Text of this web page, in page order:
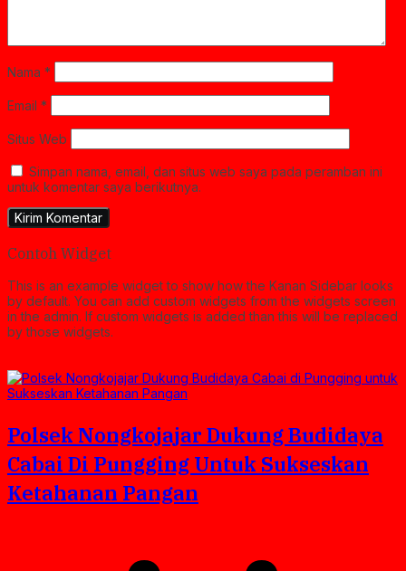
Nama *
Email *
Situs Web
Simpan nama, email, dan situs web saya pada peramban ini
untuk komentar saya berikutnya.
Contoh Widget
This is an example widget to show how the Kanan Sidebar looks
by default. You can add custom widgets from the widgets screen
in the admin. If custom widgets is added than this will be replaced
by those widgets.
Polsek Nongkojajar Dukung Budidaya
Cabai Di Pungging Untuk Sukseskan
Ketahanan Pangan